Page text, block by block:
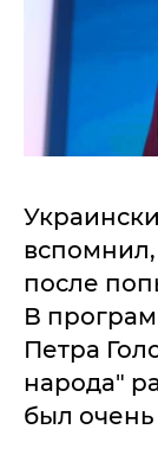
вспомнил,
после
В
Петра
народа"
был